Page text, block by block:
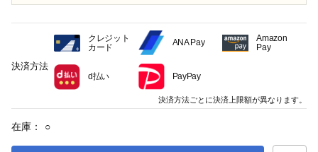
在庫： ○
決済方法
クレジット
カード
ANA Pay
Amazon
Pay
d払い PayPay
決済方法ごとに決済上限額が異なります。